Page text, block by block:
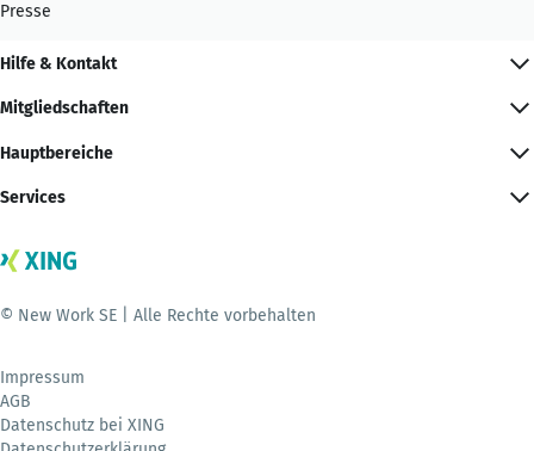
Presse
Hilfe & Kontakt
Mitgliedschaften
Hauptbereiche
Services
© New Work SE | Alle Rechte vorbehalten
Impressum
AGB
Datenschutz bei XING